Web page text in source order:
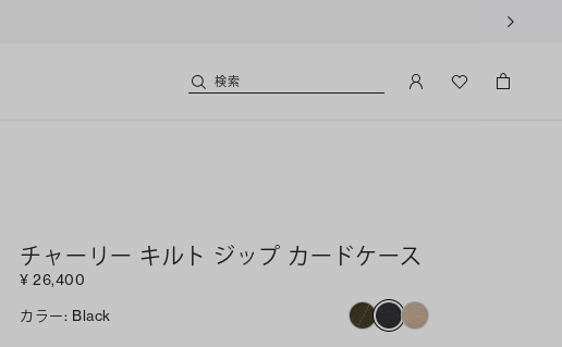
にご利用いただけます。
検索
チャーリー キルト ジップ カードケース
¥ 26,400
カラー: Black